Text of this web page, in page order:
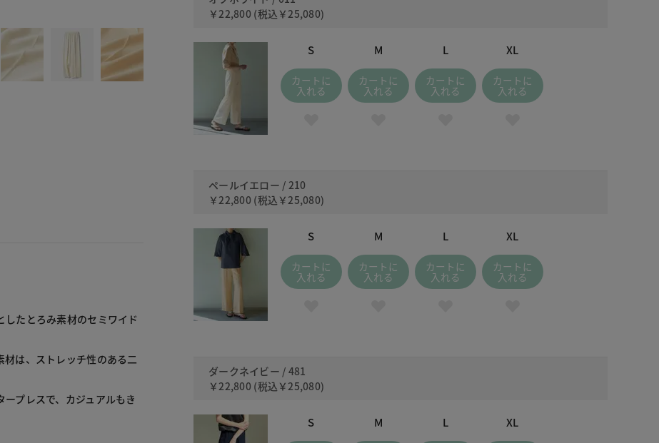
210 ペールイエロー
たとろみ素材のセミワイド
は、ストレッチ性のある二
プレスで、カジュアルもき
￥22,800 (税込 ￥25,080)
S
カートに
入れる
M
カートに
入れる
L
カートに
入れる
XL
カートに
入れる
ペールイエロー / 210
￥22,800 (税込 ￥25,080)
S
カートに
入れる
M
カートに
入れる
L
カートに
入れる
XL
カートに
入れる
ダークネイビー / 481
￥22,800 (税込 ￥25,080)
S M L XL